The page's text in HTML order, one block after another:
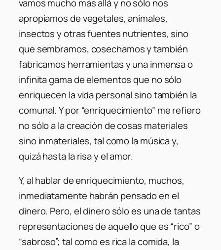
vamos mucho más allá y no sólo nos
apropiamos de vegetales, animales,
insectos y otras fuentes nutrientes, sino
que sembramos, cosechamos y también
fabricamos herramientas y una inmensa o
infinita gama de elementos que no sólo
enriquecen la vida personal sino también la
comunal. Y por “enriquecimiento” me refiero
no sólo a la creación de cosas materiales
sino inmateriales, tal como la música y,
quizá hasta la risa y el amor.
Y, al hablar de enriquecimiento, muchos,
inmediatamente habrán pensado en el
dinero. Pero, el dinero sólo es una de tantas
representaciones de aquello que es “rico” o
“sabroso”; tal como es rica la comida, la